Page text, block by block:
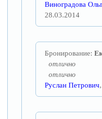
Виноградова
28.03.2014
Бронирование:
отлично
отлично
Руслан Петрович